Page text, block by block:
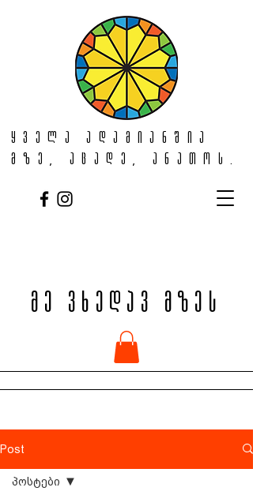
მე ვხედავ მზეს
ყველა ადამიანშია
მზე, აცადე, ანათოს.
Post
პოსტები